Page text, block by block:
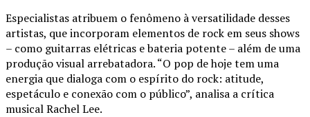
Especialistas atribuem o fenômeno à versatilidade desses
artistas, que incorporam elementos de rock em seus shows
– como guitarras elétricas e bateria potente – além de uma
produção visual arrebatadora. “O pop de hoje tem uma
energia que dialoga com o espírito do rock: atitude,
espetáculo e conexão com o público”, analisa a crítica
musical Rachel Lee.